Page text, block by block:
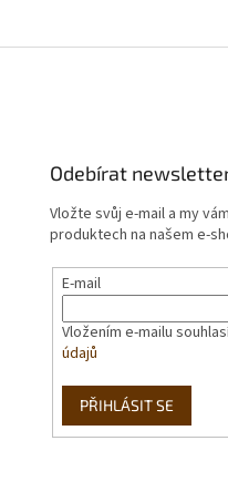
Odebírat
Vložte svůj e-mail a my
produktech na našem e-
E-mail
Vložením e-mailu
údajů
PŘIHLÁSIT SE